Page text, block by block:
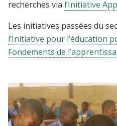
recherches via l’Initiative
Les initiatives passées du
l’Initiative pour l’éducation
Fondements de